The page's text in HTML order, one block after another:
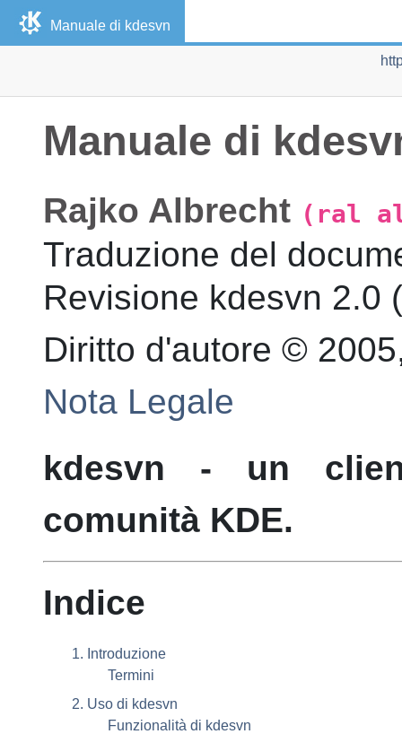
Manuale di kdesvn
Manuale di
Rajko Albrecht (ral
Traduzione del
Revisione kdesvn 2.0 (
Diritto d'autore ©
Nota Legale
kdesvn - un
comunità KDE.
Indice
1. Introduzione
Termini
2. Uso di kdesvn
Funzionalità di kdesvn